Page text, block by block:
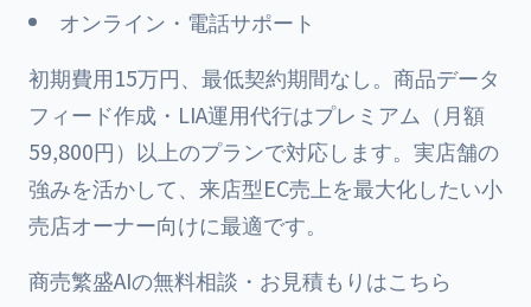
オンライン・電話サポート
初期費用15万円、最低契約期間なし。商品データ
フィード作成・LIA運用代行はプレミアム（月額
59,800円）以上のプランで対応します。実店舗の
強みを活かして、来店型EC売上を最大化したい小
売店オーナー向けに最適です。
商売繁盛AIの無料相談・お見積もりはこちら